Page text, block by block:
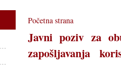
Početna strana
Javni poziv za
zapošljavanja